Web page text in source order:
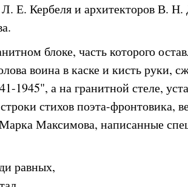
Л. Е. Кербеля и архитекторов В.
блоке, часть которого
воина в каске и кисть руки,
1945", а на гранитной стеле,
стихов поэта-фронтовика,
Максимова, написанные
равных,